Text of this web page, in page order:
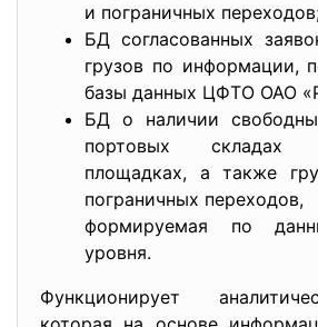
и пограничных
БД согласованных
грузов по информации,
базы данных ЦФТО ОАО
БД о наличии
портовых
площадках, а также
пограничных переходов,
формируемая по
уровня.
Функционирует